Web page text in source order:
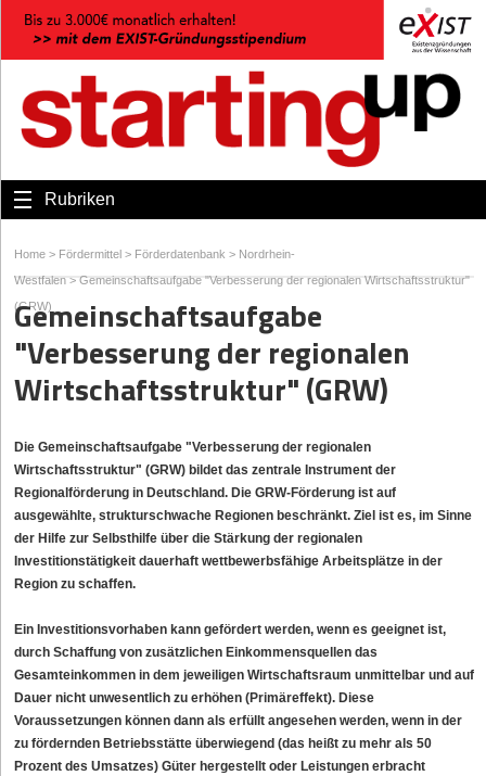
Rubriken
Home > Fördermittel > Förderdatenbank > Nordrhein-
Westfalen > Gemeinschaftsaufgabe "Verbesserung der regionalen Wirtschaftsstruktur"
(GRW)
Gemeinschaftsaufgabe
"Verbesserung der regionalen
Wirtschaftsstruktur" (GRW)
Die Gemeinschaftsaufgabe "Verbesserung der regionalen
Wirtschaftsstruktur" (GRW) bildet das zentrale Instrument der
Regionalförderung in Deutschland. Die GRW-Förderung ist auf
ausgewählte, strukturschwache Regionen beschränkt. Ziel ist es, im Sinne
der Hilfe zur Selbsthilfe über die Stärkung der regionalen
Investitionstätigkeit dauerhaft wettbewerbsfähige Arbeitsplätze in der
Region zu schaffen.
Ein Investitionsvorhaben kann gefördert werden, wenn es geeignet ist,
durch Schaffung von zusätzlichen Einkommensquellen das
Gesamteinkommen in dem jeweiligen Wirtschaftsraum unmittelbar und auf
Dauer nicht unwesentlich zu erhöhen (Primäreffekt). Diese
Voraussetzungen können dann als erfüllt angesehen werden, wenn in der
zu fördernden Betriebsstätte überwiegend (das heißt zu mehr als 50
Prozent des Umsatzes) Güter hergestellt oder Leistungen erbracht